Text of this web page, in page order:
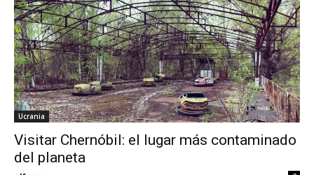
Thru
My
Ucrania
Visitar Chernóbil: el lugar más contaminado
del planeta